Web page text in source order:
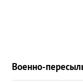
Военно-